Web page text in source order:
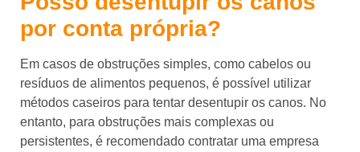
por conta própria?
Em casos de obstruções simples, como cabelos ou
resíduos de alimentos pequenos, é possível utilizar
métodos caseiros para tentar desentupir os canos. No
entanto, para obstruções mais complexas ou
persistentes, é recomendado contratar uma empresa